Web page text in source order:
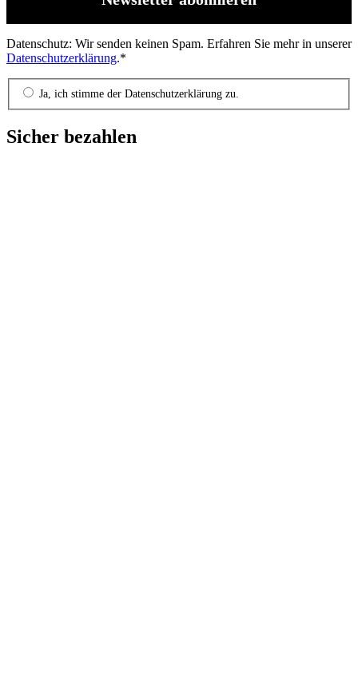
Datenschutz: Wir senden keinen Spam. Erfahren Sie mehr in unserer
Datenschutzerklärung.*
Ja, ich stimme der Datenschutzerklärung zu.
Sicher bezahlen